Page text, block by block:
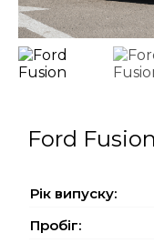
Ford Fusion
Рiк випуску:
Пробіг: